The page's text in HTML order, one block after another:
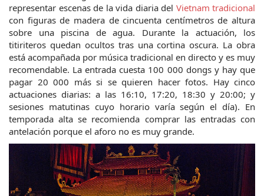
representar escenas de la vida diaria del Vietnam tradicional
con figuras de madera de cincuenta centímetros de altura
sobre una piscina de agua. Durante la actuación, los
titiriteros quedan ocultos tras una cortina oscura. La obra
está acompañada por música tradicional en directo y es muy
recomendable. La entrada cuesta 100 000 dongs y hay que
pagar 20 000 más si se quieren hacer fotos. Hay cinco
actuaciones diarias: a las 16:10, 17:20, 18:30 y 20:00; y
sesiones matutinas cuyo horario varía según el día). En
temporada alta se recomienda comprar las entradas con
antelación porque el aforo no es muy grande.